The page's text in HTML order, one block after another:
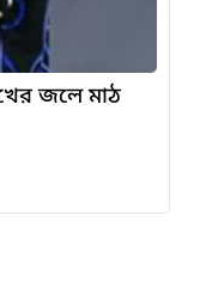
জলে মাঠ